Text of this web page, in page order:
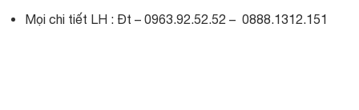
Mọi chi tiết LH : Đt – 0963.92.52.52 – 0888.1312.151